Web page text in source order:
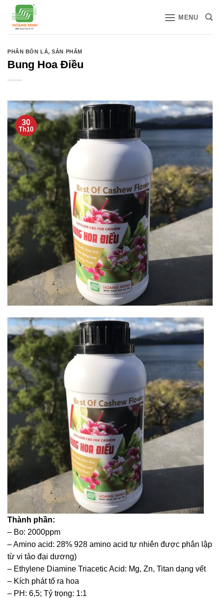
qua
MENU
PHÂN BÓN LÁ,SẢN PHẨM
Bung Hoa Điều
30
Th10
Thành phần:
– Bo: 2000ppm
– Amino acid: 28% 928 amino acid tự nhiên được phân lập
từ vi tảo đại dương)
– Ethylene Diamine Triacetic Acid: Mg, Zn, Titan dạng vết
– Kích phát tố ra hoa
– PH: 6,5; Tỷ trọng: 1:1